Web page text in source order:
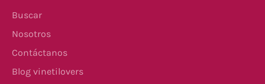
Buscar
Nosotros
Contáctanos
Blog vinetilovers